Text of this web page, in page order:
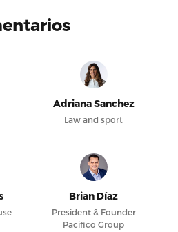
Adriana Sanchez
Law and sport
Brian Díaz
President & Founder
Pacifico Group